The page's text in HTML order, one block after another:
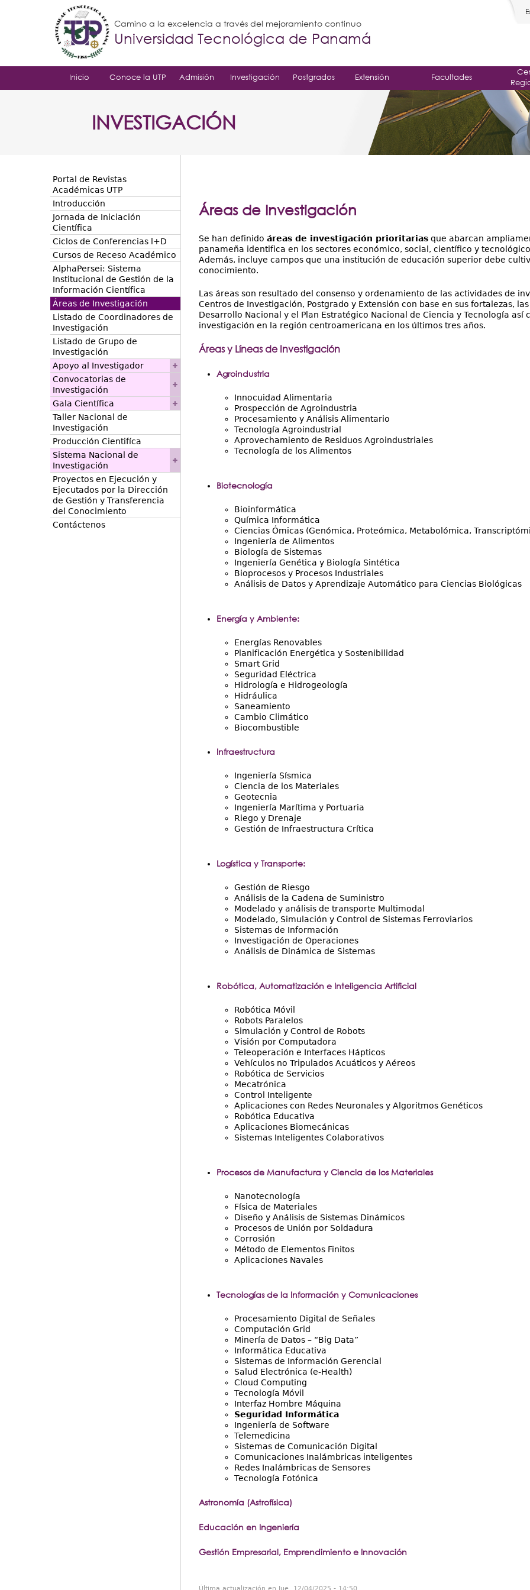
Camino a la excelencia a través del mejoramiento continuo
Universidad Tecnológica de Panamá
Inicio Conoce la UTP Admisión Investigación Postgrados Extensión Facultades
INVESTIGACIÓN
Áreas de Investigación
Se han definido áreas de investigación prioritariasque abarcan
panameña identifica en los sectores económico, social, científico y
Además, incluye campos que una institución de educación superior debe
conocimiento.
Las áreas son resultado del consenso y ordenamiento de las actividades de
Centros de Investigación, Postgrado y Extensión con base en sus fortalezas,
Desarrollo Nacional y el Plan Estratégico Nacional de Ciencia y Tecnología
investigación en la región centroamericana en los últimos tres años.
Áreas y Líneas de Investigación
Agroindustria
Innocuidad Alimentaria
Prospección de Agroindustria
Procesamiento y Análisis Alimentario
Tecnología Agroindustrial
Aprovechamiento de Residuos Agroindustriales
Tecnología de los Alimentos
Biotecnología
Bioinformática
Química Informática
Ciencias Ómicas (Genómica, Proteómica, Metabolómica,
Ingeniería de Alimentos
Biología de Sistemas
Ingeniería Genética y Biología Sintética
Bioprocesos y Procesos Industriales
Análisis de Datos y Aprendizaje Automático para Ciencias Biológicas
Energía y Ambiente:
Energías Renovables
Planificación Energética y Sostenibilidad
Smart Grid
Seguridad Eléctrica
Hidrología e Hidrogeología
Hidráulica
Saneamiento
Cambio Climático
Biocombustible
Infraestructura
Ingeniería Sísmica
Ciencia de los Materiales
Geotecnia
Ingeniería Marítima y Portuaria
Riego y Drenaje
Gestión de Infraestructura Crítica
Logística y Transporte:
Gestión de Riesgo
Análisis de la Cadena de Suministro
Modelado y análisis de transporte Multimodal
Modelado, Simulación y Control de Sistemas Ferroviarios
Sistemas de Información
Investigación de Operaciones
Análisis de Dinámica de Sistemas
Robótica, Automatización e Inteligencia Artificial
Robótica Móvil
Robots Paralelos
Simulación y Control de Robots
Visión por Computadora
Teleoperación e Interfaces Hápticos
Vehículos no Tripulados Acuáticos y Aéreos
Robótica de Servicios
Mecatrónica
Control Inteligente
Aplicaciones con Redes Neuronales y Algoritmos Genéticos
Robótica Educativa
Aplicaciones Biomecánicas
Sistemas Inteligentes Colaborativos
Procesos de Manufactura y Ciencia de los Materiales
Nanotecnología
Física de Materiales
Diseño y Análisis de Sistemas Dinámicos
Procesos de Unión por Soldadura
Corrosión
Método de Elementos Finitos
Aplicaciones Navales
Tecnologías de la Información y Comunicaciones
Procesamiento Digital de Señales
Computación Grid
Minería de Datos – “Big Data”
Informática Educativa
Sistemas de Información Gerencial
Salud Electrónica (e-Health)
Cloud Computing
Tecnología Móvil
Interfaz Hombre Máquina
Seguridad Informática
Ingeniería de Software
Telemedicina
Sistemas de Comunicación Digital
Comunicaciones Inalámbricas inteligentes
Redes Inalámbricas de Sensores
Tecnología Fotónica
Astronomía (Astrofísica)
Educación en Ingeniería
Gestión Empresarial, Emprendimiento e Innovación
Portal de Revistas
Académicas UTP
Introducción
Jornada de Iniciación
Científica
Ciclos de Conferencias l+D
Cursos de Receso Académico
AlphaPersei: Sistema
Institucional de Gestión de la
Información Científica
Áreas de Investigación
Listado de Coordinadores de
Investigación
Listado de Grupo de
Investigación
Apoyo al Investigador
Convocatorias de
Investigación
Gala Científica
Taller Nacional de
Investigación
Producción Cientifíca
Sistema Nacional de
Investigación
Proyectos en Ejecución y
Ejecutados por la Dirección
de Gestión y Transferencia
del Conocimiento
Contáctenos